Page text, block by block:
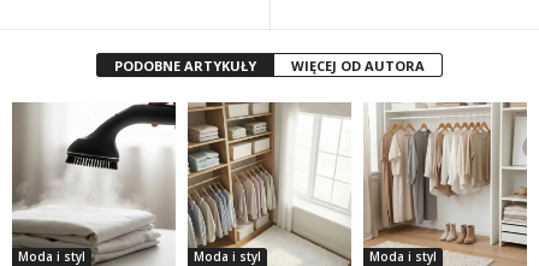
PODOBNE ARTYKUŁY WIĘCEJ OD AUTORA
Moda i styl Moda i styl Moda i styl